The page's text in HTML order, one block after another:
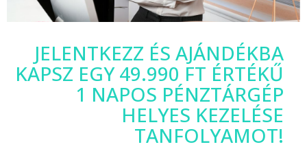
JELENTKEZZ ÉS AJÁNDÉKBA
KAPSZ EGY 49.990 FT ÉRTÉKŰ
1 NAPOS PÉNZTÁRGÉP
HELYES KEZELÉSE
TANFOLYAMOT!